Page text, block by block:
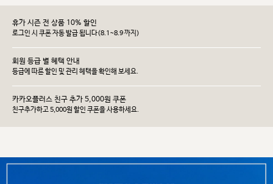
휴가 시즌 전 상품 10% 할인
로그인 시 쿠폰 자동 발급 됩니다(8.1~8.9 까지)
회원 등급 별 혜택 안내
등급에 따른 할인 및 관리 헤택을 확인해 보세요.
카카오플러스 친구 추가 5,000원 쿠폰
친구추가하고 5,000원 할인 쿠폰을 사용하세요.